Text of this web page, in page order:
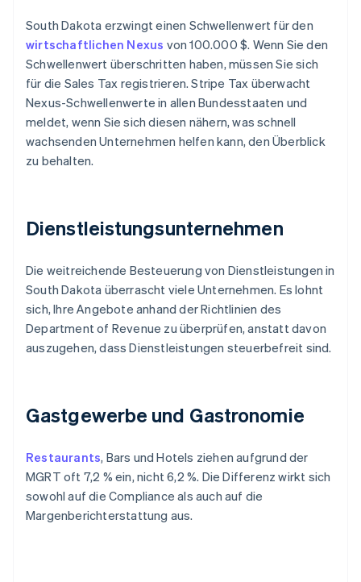
South Dakota erzwingt einen Schwellenwert für den
wirtschaftlichen Nexus von 100.000 $. Wenn Sie den
Schwellenwert überschritten haben, müssen Sie sich
für die Sales Tax registrieren. Stripe Tax überwacht
Nexus-Schwellenwerte in allen Bundesstaaten und
meldet, wenn Sie sich diesen nähern, was schnell
wachsenden Unternehmen helfen kann, den Überblick
zu behalten.
Dienstleistungsunternehmen
Die weitreichende Besteuerung von Dienstleistungen in
South Dakota überrascht viele Unternehmen. Es lohnt
sich, Ihre Angebote anhand der Richtlinien des
Department of Revenue zu überprüfen, anstatt davon
auszugehen, dass Dienstleistungen steuerbefreit sind.
Gastgewerbe und Gastronomie
Restaurants, Bars und Hotels ziehen aufgrund der
MGRT oft 7,2 % ein, nicht 6,2 %. Die Differenz wirkt sich
sowohl auf die Compliance als auch auf die
Margenberichterstattung aus.